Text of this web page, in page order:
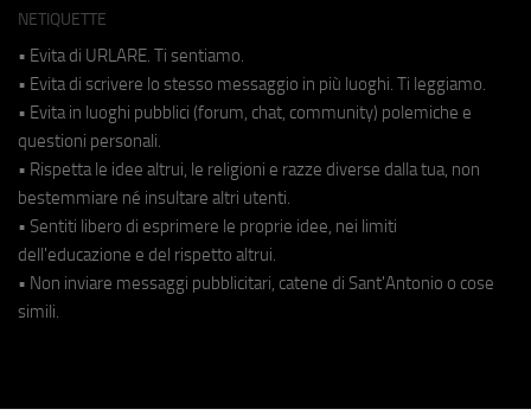
NETIQUETTE
• Evita di URLARE. Ti sentiamo.
• Evita di scrivere lo stesso messaggio in più luoghi. Ti leggiamo.
• Evita in luoghi pubblici (forum, chat, community) polemiche e
questioni personali.
• Rispetta le idee altrui, le religioni e razze diverse dalla tua, non
bestemmiare né insultare altri utenti.
• Sentiti libero di esprimere le proprie idee, nei limiti
dell'educazione e del rispetto altrui.
• Non inviare messaggi pubblicitari, catene di Sant'Antonio o cose
simili.